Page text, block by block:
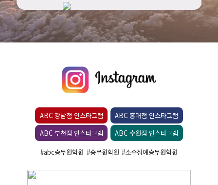
ABC 강남점 인스타그램
ABC 홍대점 인스타그램
ABC 부천점 인스타그램
ABC 수원점 인스타그램
#abc승무원학원 #승무원학원 #소수정예승무원학원